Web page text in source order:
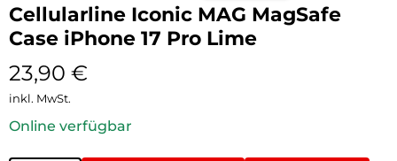
Cellularline Iconic MAG MagSafe
Case iPhone 17 Pro Lime
23,90 €
inkl. MwSt.
Online verfügbar